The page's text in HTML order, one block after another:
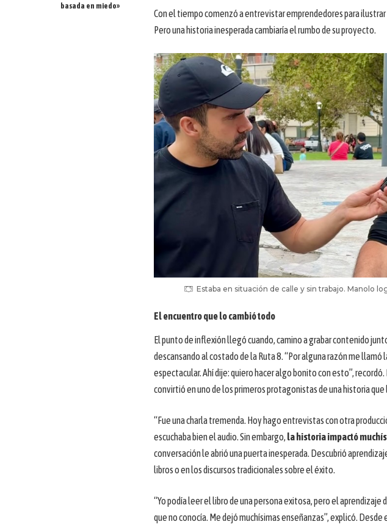
basada en miedo»
Con el tiempo comenzó a entrevistar emprendedores para
Pero una historia inesperada cambiaría el rumbo de su proyecto.
Estaba en situación de calle y sin trabajo. Manolo
El encuentro que lo cambió todo
El punto de inflexión llegó cuando, camino a grabar contenido
descansando al costado de la Ruta 8. “Por alguna razón me llamó
espectacular. Ahí dije: quiero hacer algo bonito con esto”, recordó.
convirtió en uno de los primeros protagonistas de una historia
“Fue una charla tremenda. Hoy hago entrevistas con otra
escuchaba bien el audio. Sin embargo, la historia impactó
conversación le abrió una puerta inesperada. Descubrió
libros o en los discursos tradicionales sobre el éxito.
“Yo podía leer el libro de una persona exitosa, pero el
que no conocía. Me dejó muchísimas enseñanzas”, explicó.